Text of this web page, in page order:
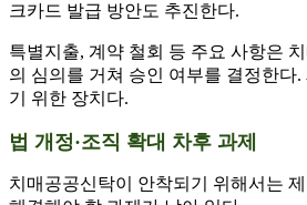
크카드 발급 방안도 추진한다.
특별지출, 계약 철회 등 주요 사항은
의 심의를 거쳐 승인 여부를 결정한다
기 위한 장치다.
법 개정·조직 확대 차후 과제
치매공공신탁이 안착되기 위해서는